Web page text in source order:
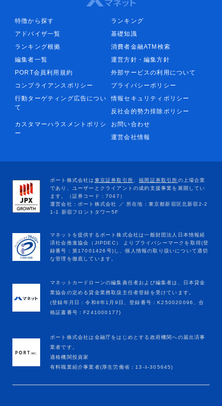
特徴から探す
ランキング
アドバイザ一覧
基礎知識
ランキング根拠
消費者金融ATM検索
編集者一覧
運営方針・編集方針
PORT会員利用規約
外部サービスの利用について
コンプライアンスポリシー
プライバシーポリシー
行動ターゲティング広告につい
て
情報セキュリティポリシー
反社会的勢力排除ポリシー
カスタマーハラスメントポリシ
ー
お問い合わせ
運営会社情報
マネットカードローンの編集責任者および編集者は、日本貸金
業協会の定める貸金業務取扱主任者登録を受けています。
(登録年月日：令和8年1月9日、登録番号：K250020096、合
格証書番号：F241000177)
ポート株式会社は金融庁をはじめとする政府機関への届出済事
業者です。
適格機関投資家
有料職業紹介事業者(厚生労働省：13-ﾕ-305645)